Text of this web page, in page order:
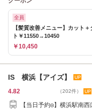
全員
【髪質改善メニュー】カット
ト￥11550→10450
￥10,450
IS 横浜【アイズ】
4.82 （202件）
【当日予約◎】横浜駅南